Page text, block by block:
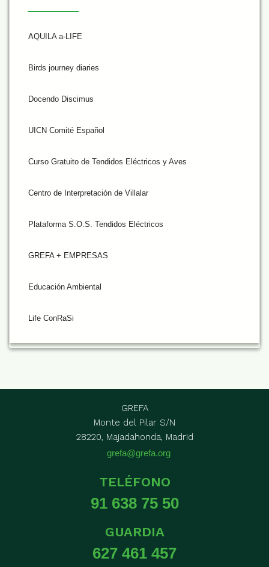
AQUILA a-LIFE
Birds journey diaries
Docendo Discimus
UICN Comité Español
Curso Gratuito de Tendidos Eléctricos y Aves
Centro de Interpretación de Villalar
Plataforma S.O.S. Tendidos Eléctricos
GREFA + EMPRESAS
Educación Ambiental
Life ConRaSi
GREFA
Monte del Pilar S/N
28220, Majadahonda, Madrid
grefa@grefa.org
TELÉFONO
91 638 75 50
GUARDIA
627 461 457